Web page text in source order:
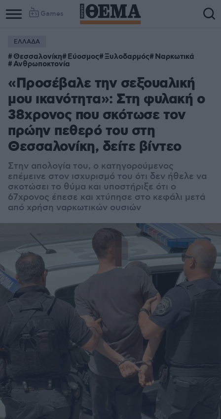
Games
ΕΛΛΑΔΑ
Θεσσαλονίκη Εύοσμος Ξυλοδαρμός Ναρκωτικά
Ανθρωποκτονία
«Προσέβαλε την σεξουαλική
μου ικανότητα»: Στη φυλακή ο
38χρονος που σκότωσε τον
πρώην πεθερό του στη
Θεσσαλονίκη, δείτε βίντεο
Στην απολογία του, ο κατηγορούμενος
επέμεινε στον ισχυρισμό του ότι δεν ήθελε να
σκοτώσει το θύμα και υποστήριξε ότι ο
67χρονος έπεσε και χτύπησε στο κεφάλι μετά
από χρήση ναρκωτικών ουσιών